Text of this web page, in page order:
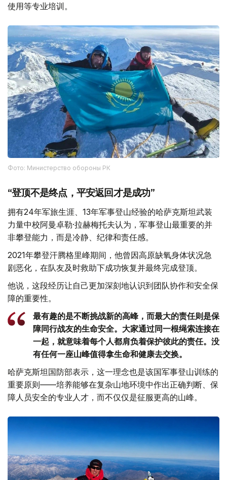
使用等专业培训。
Фото: Министерство обороны РК
“登顶不是终点，平安返回才是成功”
拥有24年军旅生涯、13年军事登山经验的哈萨克斯坦武装
力量中校阿曼卓勒·拉赫梅托夫认为，军事登山最重要的并
非攀登能力，而是冷静、纪律和责任感。
2021年攀登汗腾格里峰期间，他曾因高原缺氧身体状况急
剧恶化，在队友及时救助下成功恢复并最终完成登顶。
他说，这段经历让自己更加深刻地认识到团队协作和安全保
障的重要性。
最有趣的是不断挑战新的高峰，而最大的责任则是保
障同行战友的生命安全。大家通过同一根绳索连接在
一起，就意味着每个人都肩负着保护彼此的责任。没
有任何一座山峰值得拿生命和健康去交换。
哈萨克斯坦国防部表示，这一理念也是该国军事登山训练的
重要原则——培养能够在复杂山地环境中作出正确判断、保
障人员安全的专业人才，而不仅仅是征服更高的山峰。